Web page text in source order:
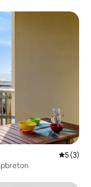
5 (3)